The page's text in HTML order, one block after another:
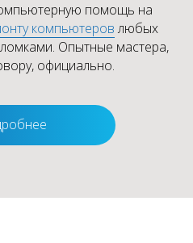
помощь на
компьютеров любых
Опытные мастера,
официально.